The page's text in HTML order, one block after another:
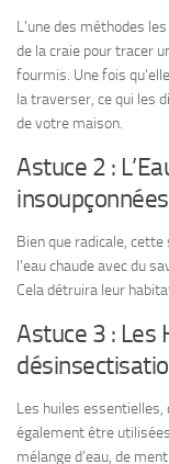
L’une des méthodes
de la craie pour tracer
fourmis. Une fois
la traverser, ce qui les
de votre maison.
Astuce 2 :
insoupçonnées
Bien que radicale,
l’eau chaude avec du
Cela détruira leur
Astuce 3 : Les
Les huiles
également être
mélange d’eau, de